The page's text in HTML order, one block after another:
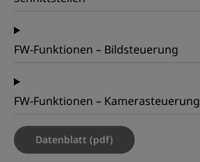
FW-Funktionen – Bildsteuerung
FW-Funktionen – Kamerasteuerung
Datenblatt (pdf)